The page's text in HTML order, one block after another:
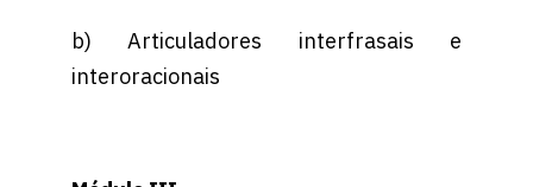
b) Articuladores interfrasais e
interoracionais